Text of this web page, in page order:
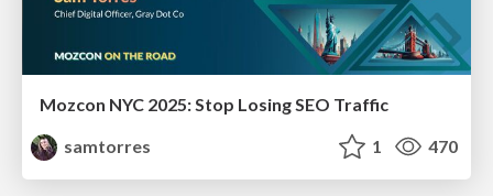
Mozcon NYC 2025: Stop Losing SEO Traffic
samtorres
1 470